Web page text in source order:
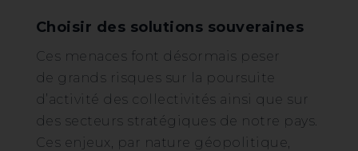
Choisir des solutions souveraines
Ces menaces font désormais peser
de grands risques sur la poursuite
d’activité des collectivités ainsi que sur
des secteurs stratégiques de notre pays.
Ces enjeux, par nature géopolitique,